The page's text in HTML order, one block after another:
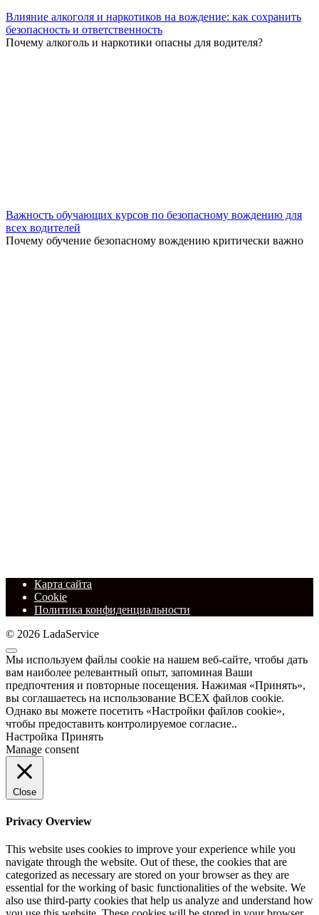
Влияние алкоголя и наркотиков на вождение: как сохранить
безопасность и ответственность
Почему алкоголь и наркотики опасны для водителя?
Важность обучающих курсов по безопасному вождению для
всех водителей
Почему обучение безопасному вождению критически важно
Карта сайта
Cookie
Политика конфиденциальности
© 2026 LadaService
Мы используем файлы cookie на нашем веб-сайте, чтобы дать
вам наиболее релевантный опыт, запоминая Ваши
предпочтения и повторные посещения. Нажимая «Принять»,
вы соглашаетесь на использование ВСЕХ файлов cookie.
Однако вы можете посетить «Настройки файлов cookie»,
чтобы предоставить контролируемое согласие..
Настройка Принять
Manage consent
Close
Privacy Overview
This website uses cookies to improve your experience while you
navigate through the website. Out of these, the cookies that are
categorized as necessary are stored on your browser as they are
essential for the working of basic functionalities of the website. We
also use third-party cookies that help us analyze and understand how